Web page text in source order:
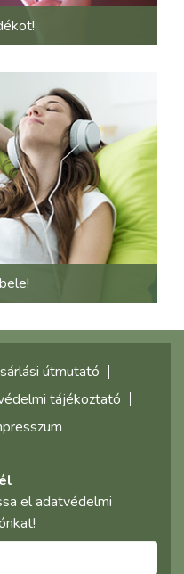
útmutató
tájékoztató
el adatvédelmi